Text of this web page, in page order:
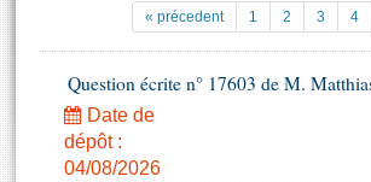
Projets de loi
Propositions de loi
Amendements
Textes adoptés
Documents de référence
( Constitution | Règlement de l'Assemblée ...
Histoire
Juniors
La Bibliothèque
Contacts et plan d'accès
Photos libres de droit
« précedent 1 2 3 4
Question écrite n° 17603 de M.
Date de
dépôt :
04/08/2026